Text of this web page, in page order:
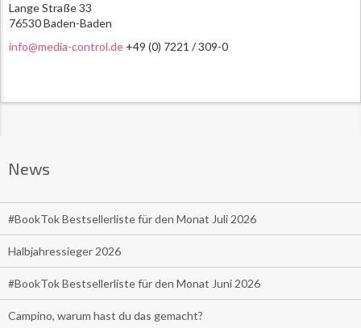
Lange Straße 33
76530 Baden-Baden
info@media-control.de +49 (0) 7221 / 309-0
News
#BookTok Bestsellerliste für den Monat Juli 2026
Halbjahressieger 2026
#BookTok Bestsellerliste für den Monat Juni 2026
Campino, warum hast du das gemacht?